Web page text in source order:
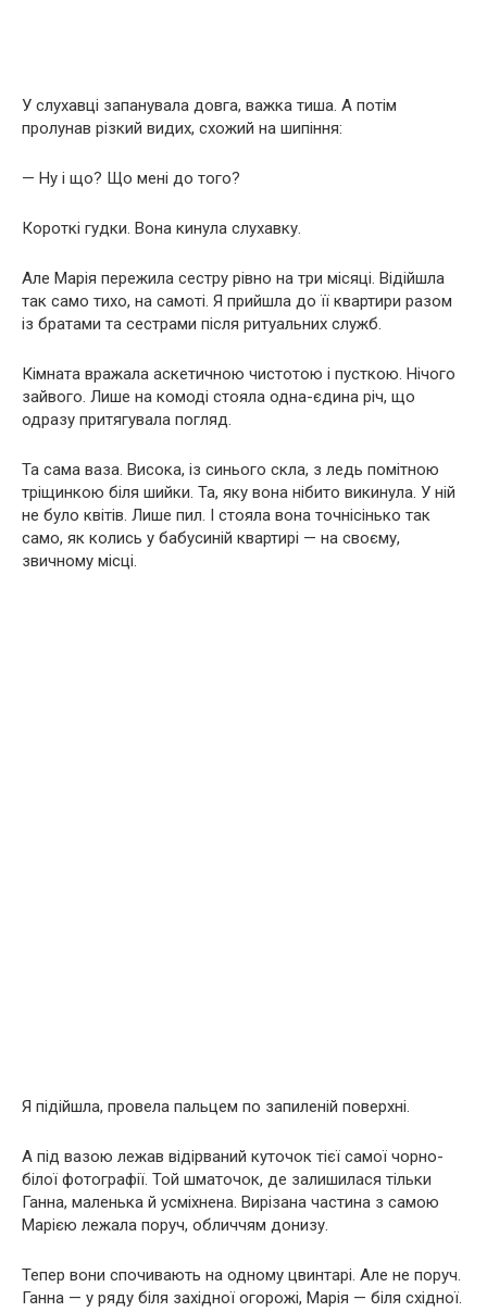
У слухавці запанувала довга, важка тиша. А потім
пролунав різкий видих, схожий на шипіння:
— Ну і що? Що мені до того?
Короткі гудки. Вона кинула слухавку.
Але Марія пережила сестру рівно на три місяці. Відійшла
так само тихо, на самоті. Я прийшла до її квартири разом
із братами та сестрами після ритуальних служб.
Кімната вражала аскетичною чистотою і пусткою. Нічого
зайвого. Лише на комоді стояла одна-єдина річ, що
одразу притягувала погляд.
Та сама ваза. Висока, із синього скла, з ледь помітною
тріщинкою біля шийки. Та, яку вона нібито викинула. У ній
не було квітів. Лише пил. І стояла вона точнісінько так
само, як колись у бабусиній квартирі — на своєму,
звичному місці.
Я підійшла, провела пальцем по запиленій поверхні.
А під вазою лежав відірваний куточок тієї самої чорно-
білої фотографії. Той шматочок, де залишилася тільки
Ганна, маленька й усміхнена. Вирізана частина з самою
Марією лежала поруч, обличчям донизу.
Тепер вони спочивають на одному цвинтарі. Але не поруч.
Ганна — у ряду біля західної огорожі, Марія — біля східної.